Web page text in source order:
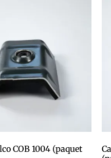
COB 1004 (paquet